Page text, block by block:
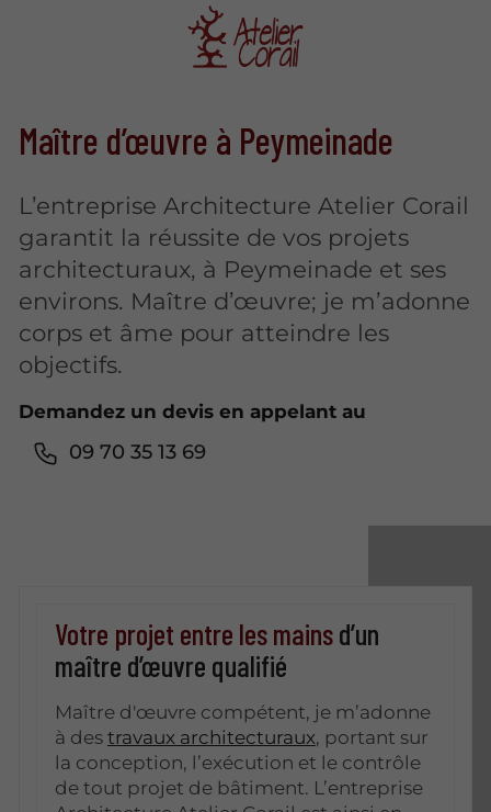
Maître d’œuvre à Peymeinade
L’entreprise Architecture Atelier Corail
garantit la réussite de vos projets
architecturaux, à Peymeinade et ses
environs. Maître d’œuvre; je m’adonne
corps et âme pour atteindre les
objectifs.
Demandez un devis en appelant au
09 70 35 13 69
Votre projet entre les mainsd’un
maître d’œuvre qualifié
Maître d'œuvre compétent, je m’adonne
à des travaux architecturaux, portant sur
la conception, l’exécution et le contrôle
de tout projet de bâtiment. L’entreprise